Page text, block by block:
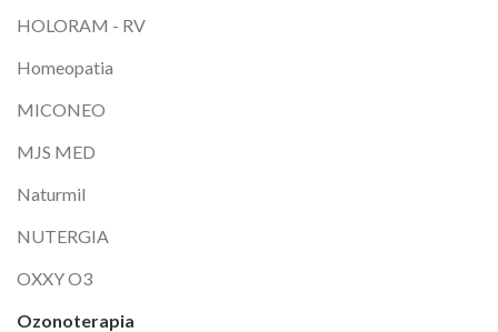
HOLORAM - RV
Homeopatia
MICONEO
MJS MED
Naturmil
NUTERGIA
OXXY O3
Ozonoterapia